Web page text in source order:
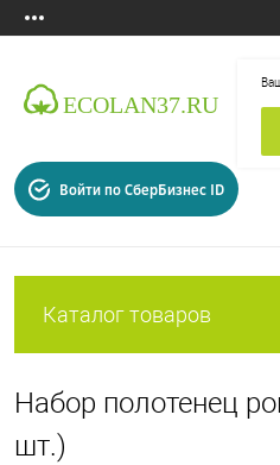
Войти по СберБизнес ID
Каталог товаров
Набор полотенец
шт.)